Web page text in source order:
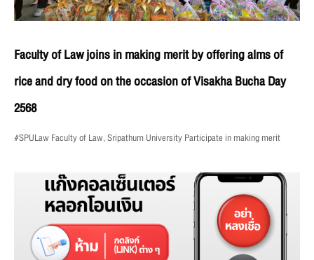
Faculty of Law joins in making merit by offering alms of
rice and dry food on the occasion of Visakha Bucha Day
2568
#SPULaw Faculty of Law, Sripathum University Participate in making merit